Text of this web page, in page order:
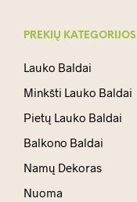
PREKIŲ KATEGORIJOS
Lauko Baldai
Minkšti Lauko Baldai
Pietų Lauko Baldai
Balkono Baldai
Namų Dekoras
Nuoma